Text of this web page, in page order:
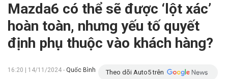
Mazda6 có thể sẽ được ‘lột xác’
hoàn toàn, nhưng yếu tố quyết
định phụ thuộc vào khách hàng?
16:20 | 14/11/2024 - Quốc Bình Theo dõi Auto5 trên